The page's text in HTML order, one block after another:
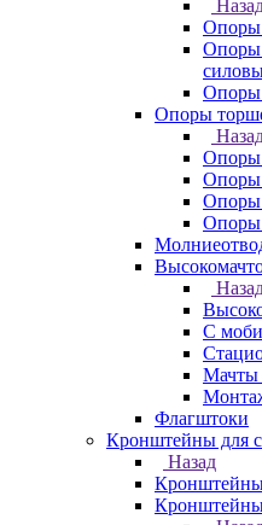
Опоры
Опоры
Опоры
Опоры
Опоры
Опоры
Опоры
С
Мачты
Флагштоки
Кронштейны для
Назад
Кронштейны